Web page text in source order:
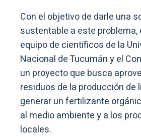
Con el objetivo de darle una
sustentable a este problema,
equipo de científicos de la
Nacional de Tucumán y el
un proyecto que busca
residuos de la producción de
generar un fertilizante
al medio ambiente y a los
locales.